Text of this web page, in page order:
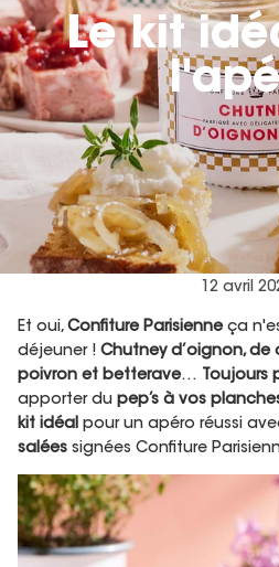
Le kit
12 avril
Et oui,Confiture Parisienneça
déjeuner ! Chutney d’oignon,
poivron et betterave… Toujours
apporter du pep’s à vos
kit idéal pour un apéro réussi
salées signées Confiture